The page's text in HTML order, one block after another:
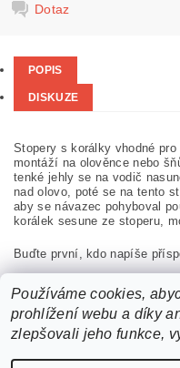
Dotaz
POPIS
DISKUZE
Stopery s korálky vhodné
montáží na olověnce nebo
tenké jehly se na vodič
nad olovo, poté se na tento
aby se návazec pohyboval
korálek sesune ze stoperu,
Buďte první, kdo napíše
Přidat komentář
Používáme cookies,
prohlížení webu a díky
zlepšovali jeho funkce,